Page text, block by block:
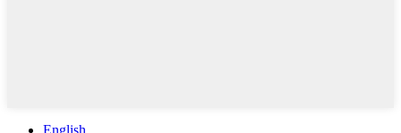
English